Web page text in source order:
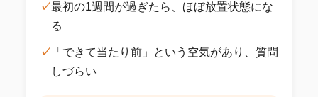
✓最初の1週間が過ぎたら、ほぼ放置状態にな
る
✓ 「できて当たり前」という空気があり、質問
しづらい